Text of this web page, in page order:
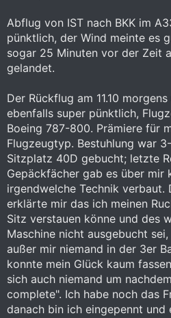
Abflug von IST nach BKK im
pünktlich, der Wind meinte es
sogar 25 Minuten vor der Zeit
gelandet.
Der Rückflug am 11.10
ebenfalls super pünktlich,
Boeing 787-800. Prämiere für
Flugzeugtyp. Bestuhlung war
Sitzplatz 40D gebucht; letzte
Gepäckfächer gab es über mir
irgendwelche Technik verbaut.
erklärte mir das ich meinen
Sitz verstauen könne und des
Maschine nicht ausgebucht
außer mir niemand in der 3er
konnte mein Glück kaum
sich auch niemand um
complete". Ich habe noch das
danach bin ich eingepennt und